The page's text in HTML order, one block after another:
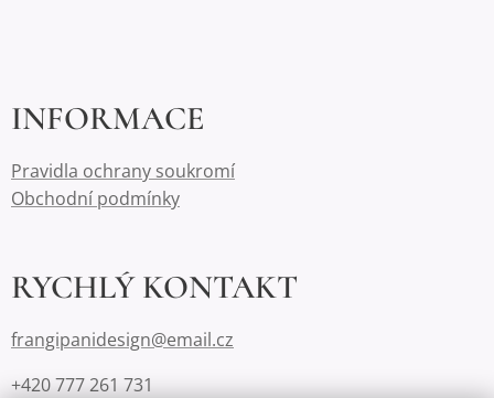
INFORMACE
Pravidla ochrany soukromí
Obchodní podmínky
RYCHLÝ KONTAKT
frangipanidesign@email.cz
+420 777 261 731